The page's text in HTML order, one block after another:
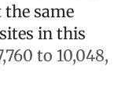
the same
in this
to 10,048,